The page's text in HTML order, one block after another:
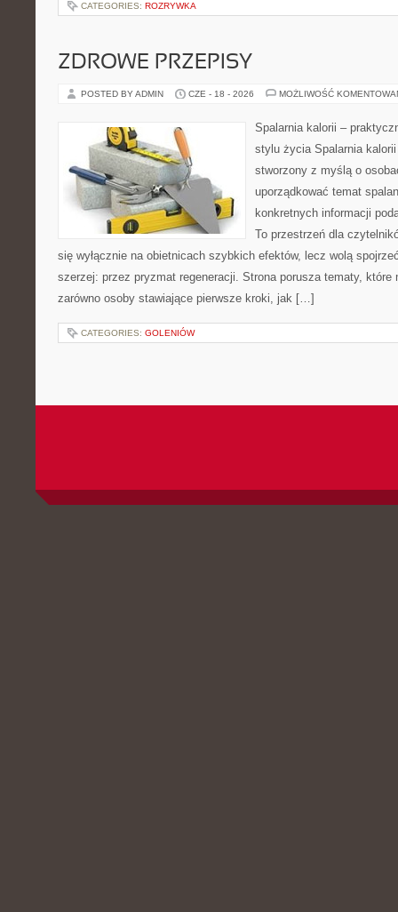
CATEGORIES: ROZRYWKA
ZDROWE PRZEPISY
POSTED BY ADMIN CZE - 18 - 2026 MOŻLIWOŚĆ
Spalarnia kalorii –
stylu życia Spalarnia
stworzony z myślą o
uporządkować temat
konkretnych informacji
To przestrzeń dla
się wyłącznie na obietnicach szybkich efektów, lecz wolą
szerzej: przez pryzmat regeneracji. Strona porusza tematy, które
zarówno osoby stawiające pierwsze kroki, jak […]
CATEGORIES: GOLENIÓW